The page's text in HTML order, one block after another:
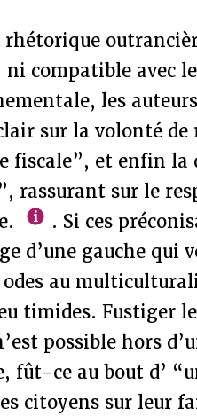
rhétorique
compatible avec
les
sur la volonté
fiscale”, et enfin la
rassurant sur le
. Si ces
d’une gauche qui
au
timides. Fustiger
possible hors
fût-ce au bout d’
citoyens sur leur